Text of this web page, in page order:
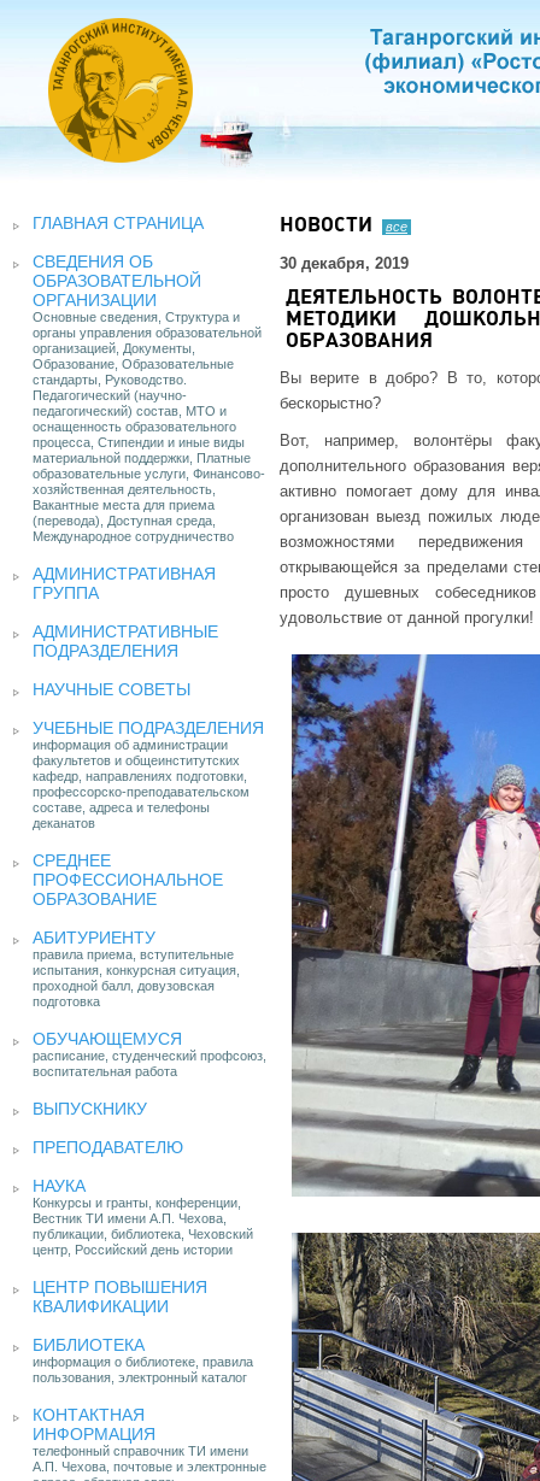
ГЛАВНАЯ СТРАНИЦА
СВЕДЕНИЯ ОБ
ОБРАЗОВАТЕЛЬНОЙ
ОРГАНИЗАЦИИ
Основные сведения, Структура и
органы управления образовательной
организацией, Документы,
Образование, Образовательные
стандарты, Руководство.
Педагогический (научно-
педагогический) состав, МТО и
оснащенность образовательного
процесса, Стипендии и иные виды
материальной поддержки, Платные
образовательные услуги, Финансово-
хозяйственная деятельность,
Вакантные места для приема
(перевода), Доступная среда,
Международное сотрудничество
АДМИНИСТРАТИВНАЯ
ГРУППА
АДМИНИСТРАТИВНЫЕ
ПОДРАЗДЕЛЕНИЯ
НАУЧНЫЕ СОВЕТЫ
УЧЕБНЫЕ ПОДРАЗДЕЛЕНИЯ
информация об администрации
факультетов и общеинститутских
кафедр, направлениях подготовки,
профессорско-преподавательском
составе, адреса и телефоны
деканатов
СРЕДНЕЕ
ПРОФЕССИОНАЛЬНОЕ
ОБРАЗОВАНИЕ
АБИТУРИЕНТУ
правила приема, вступительные
испытания, конкурсная ситуация,
проходной балл, довузовская
подготовка
ОБУЧАЮЩЕМУСЯ
расписание, студенческий профсоюз,
воспитательная работа
ВЫПУСКНИКУ
ПРЕПОДАВАТЕЛЮ
НАУКА
Конкурсы и гранты, конференции,
Вестник ТИ имени А.П. Чехова,
публикации, библиотека, Чеховский
центр, Российский день истории
ЦЕНТР ПОВЫШЕНИЯ
КВАЛИФИКАЦИИ
БИБЛИОТЕКА
информация о библиотеке, правила
пользования, электронный каталог
КОНТАКТНАЯ
ИНФОРМАЦИЯ
телефонный справочник ТИ имени
А.П. Чехова, почтовые и электронные
НОВОСТИ все
30 декабря, 2019
ДЕЯТЕЛЬНОСТЬ
МЕТОДИКИ
ОБРАЗОВАНИЯ
Вы верите в добро? В то,
бескорыстно?
Вот, например, волонтёры
дополнительного образования
активно помогает дому для
организован выезд пожилых
возможностями
открывающейся за пределами
просто душевных
удовольствие от данной прогулки!